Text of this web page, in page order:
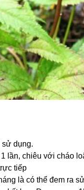
sử dụng.
lần, chiêu với cháo
tiếp
là có thể đem ra